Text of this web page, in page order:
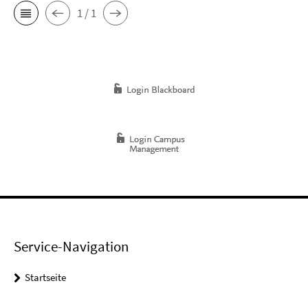
1 / 1
Service-Navigation
Startseite